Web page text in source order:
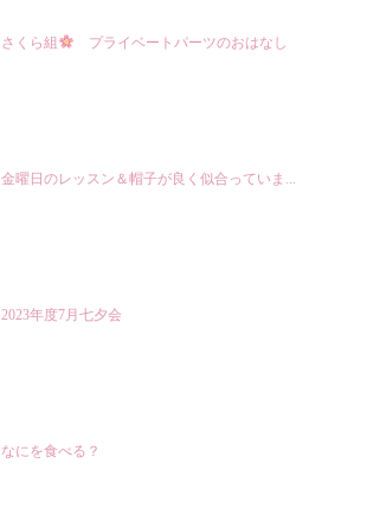
さくら組 プライベートパーツのおはなし
金曜日のレッスン＆帽子が良く似合っていま...
2023年度7月七夕会
なにを食べる？